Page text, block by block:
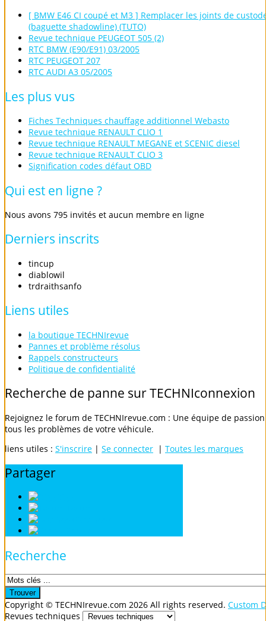
[ BMW E46 CI coupé et M3 ] Remplacer les joints de
(baguette shadowline) (TUTO)
Revue technique PEUGEOT 505 (2)
RTC BMW (E90/E91) 03/2005
RTC PEUGEOT 207
RTC AUDI A3 05/2005
Les plus vus
Fiches Techniques chauffage additionnel Webasto
Revue technique RENAULT CLIO 1
Revue technique RENAULT MEGANE et SCENIC diesel
Revue technique RENAULT CLIO 3
Signification codes défaut OBD
Qui est en ligne ?
Nous avons 795 invités et aucun membre en ligne
Derniers inscrits
tincup
diablowil
trdraithsanfo
Liens utiles
la boutique TECHNIrevue
Pannes et problème résolus
Rappels constructeurs
Politique de confidentialité
Recherche de panne surTECHNIconnexion
Rejoignez le forum de TECHNIrevue.com : Une équipe de
tous les problèmes de votre véhicule.
liens utiles : S'inscrire | Se connecter | Toutes les marques
Partager
Recherche
Copyright © TECHNIrevue.com 2026 All rights reserved. Custom
Revues techniques